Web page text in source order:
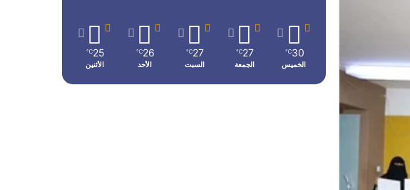
30
℃
الخميس
27
℃
الجمعة
27
℃
السبت
26
℃
الأحد
25
℃
الأثنين